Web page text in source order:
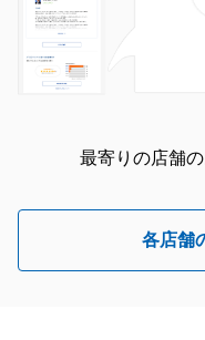
最寄りの店舗
各店舗